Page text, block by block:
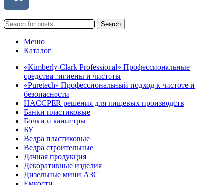
Search
Меню
Каталог
«Kimberly-Clark Professional» Профессиональные
средства гигиены и чистоты
«Puretech» Профессиональный подход к чистоте и
безопасности
HACCPER решения для пищевых производств
Банки пластиковые
Бочки и канистры
БУ
Ведра пластиковые
Ведра строительные
Дачная продукция
Декоративные изделия
Дизельные мини АЗС